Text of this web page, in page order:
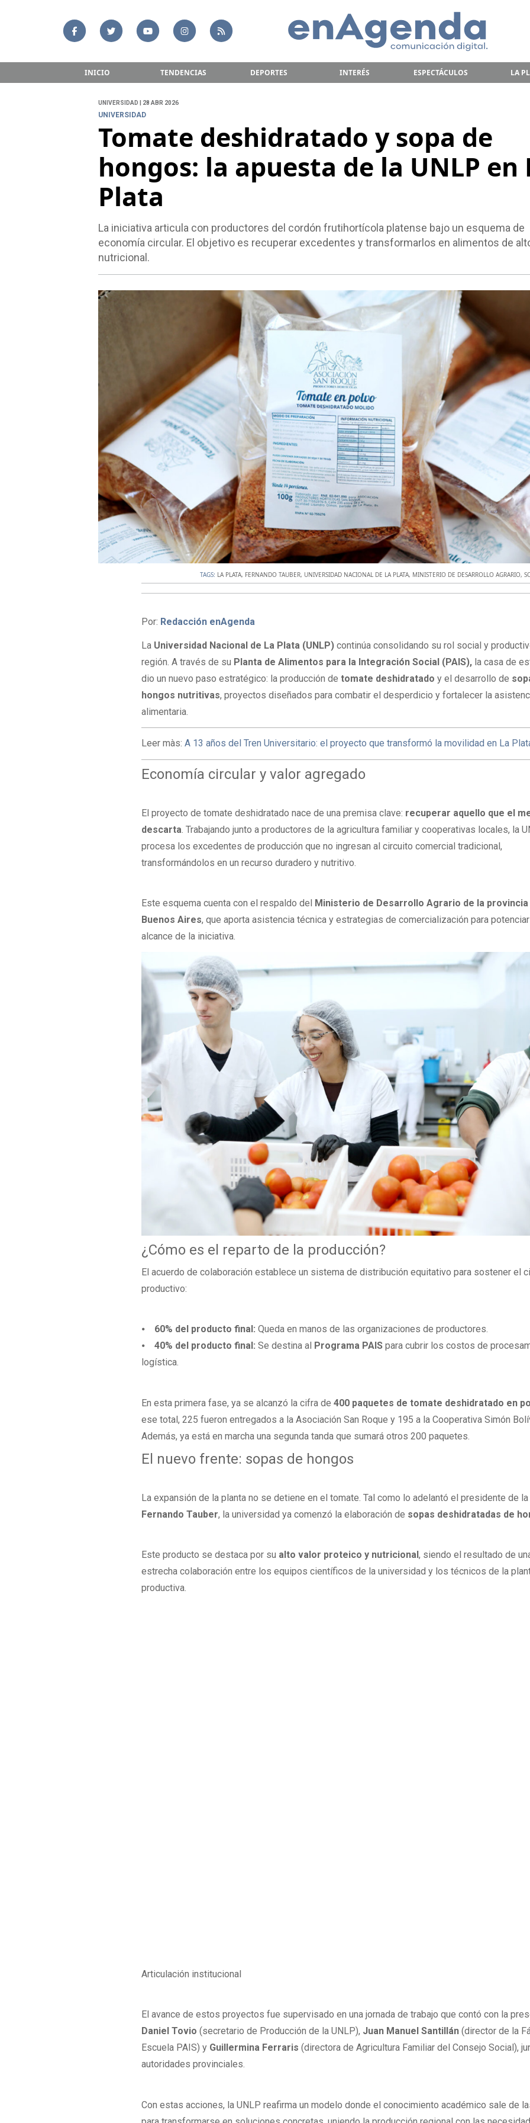
INICIO TENDENCIAS DEPORTES INTERÉS ESPECTÁCULOS LA
UNIVERSIDAD | 28 ABR 2026
UNIVERSIDAD
Tomate deshidratado y sopa de
hongos: la apuesta de la UNLP en
Plata
La iniciativa articula con productores del cordón frutihortícola platense bajo un esquema de
economía circular. El objetivo es recuperar excedentes y transformarlos en alimentos de
nutricional.
TAGS: LA PLATA, FERNANDO TAUBER, UNIVERSIDAD NACIONAL DE LA PLATA, MINISTERIO DE DESARROLLO AGRARIO,
Por: Redacción enAgenda
La Universidad Nacional de La Plata (UNLP)continúa consolidando su rol social y
región. A través de su Planta de Alimentos para la Integración Social (PAIS), la casa de
dio un nuevo paso estratégico: la producción detomate deshidratadoy el desarrollo de
hongos nutritivas, proyectos diseñados para combatir el desperdicio y fortalecer la
alimentaria.
Leer màs:A 13 años del Tren Universitario: el proyecto que transformó la movilidad en La
Economía circular y valor agregado
El proyecto de tomate deshidratado nace de una premisa clave: recuperar aquello que el
descarta. Trabajando junto a productores de la agricultura familiar y cooperativas locales, la
procesa los excedentes de producción que no ingresan al circuito comercial tradicional,
transformándolos en un recurso duradero y nutritivo.
Este esquema cuenta con el respaldo del Ministerio de Desarrollo Agrario de la provincia
Buenos Aires, que aporta asistencia técnica y estrategias de comercialización para
alcance de la iniciativa.
¿Cómo es el reparto de la producción?
El acuerdo de colaboración establece un sistema de distribución equitativo para sostener el
productivo:
⦁ 60% del producto final: Queda en manos de las organizaciones de productores.
⦁40% del producto final:Se destina al Programa PAIS para cubrir los costos de
logística.
En esta primera fase, ya se alcanzó la cifra de400 paquetes de tomate deshidratado en
ese total, 225 fueron entregados a la Asociación San Roque y 195 a la Cooperativa Simón
Además, ya está en marcha una segunda tanda que sumará otros 200 paquetes.
El nuevo frente: sopas de hongos
La expansión de la planta no se detiene en el tomate. Tal como lo adelantó el presidente de la
Fernando Tauber, la universidad ya comenzó la elaboración de sopas deshidratadas de
Este producto se destaca por su alto valor proteico y nutricional, siendo el resultado de
estrecha colaboración entre los equipos científicos de la universidad y los técnicos de la
productiva.
Articulación institucional
El avance de estos proyectos fue supervisado en una jornada de trabajo que contó con la
Daniel Tovio (secretario de Producción de la UNLP), Juan Manuel Santillán(director de la
Escuela PAIS) y Guillermina Ferraris (directora de Agricultura Familiar del Consejo Social),
autoridades provinciales.
Con estas acciones, la UNLP reafirma un modelo donde el conocimiento académico sale de